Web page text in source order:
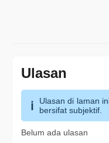
Ulasan
Ulasan di laman
bersifat subjektif.
Belum ada ulasan